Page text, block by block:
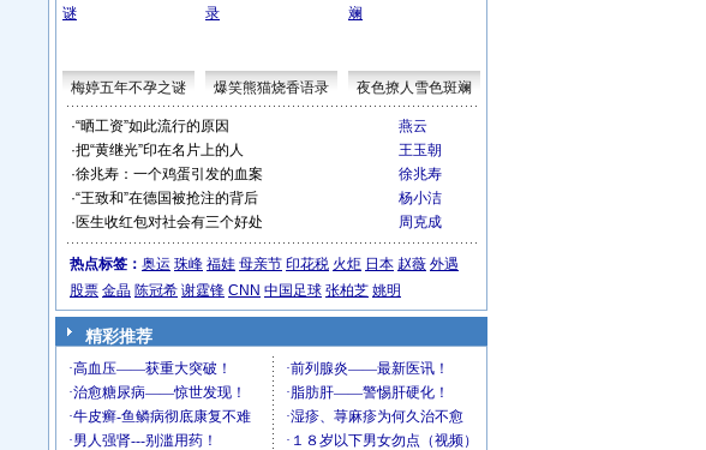
梅婷五年不孕之谜 爆笑熊猫烧香语录 夜色撩人雪色斑斓
·“晒工资”如此流行的原因
燕云
·把“黄继光”印在名片上的人
王玉朝
·徐兆寿：一个鸡蛋引发的血案
徐兆寿
·“王致和”在德国被抢注的背后
杨小洁
· 医生收红包对社会有三个好处 周克成
热点标签： 奥运 珠峰 福娃 母亲节 印花税 火炬 日本 赵薇 外遇
股票 金晶 陈冠希 谢霆锋 CNN 中国足球 张柏芝 姚明
精彩推荐